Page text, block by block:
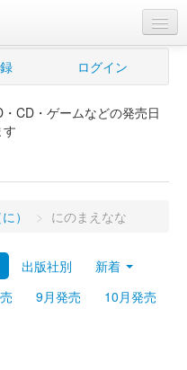
ログイン
CD・ゲームなどの発売日
） > にのまえなな
出版社別
新着
9月発売 10月発売